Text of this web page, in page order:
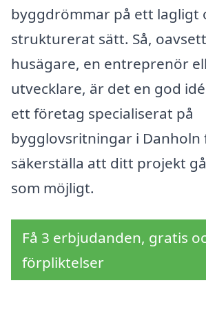
byggdrömmar på ett lagligt
strukturerat sätt. Så,
husägare, en entreprenör
utvecklare, är det en god
ett företag specialiserat på
bygglovsritningar i Danholn
säkerställa att ditt projekt
som möjligt.
Få 3 erbjudanden, gratis
förpliktelser